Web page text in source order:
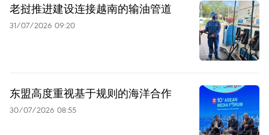
老挝推进建设连接越南的输油管道
31/07/2026 09:20
东盟高度重视基于规则的海洋合作
30/07/2026 08:55